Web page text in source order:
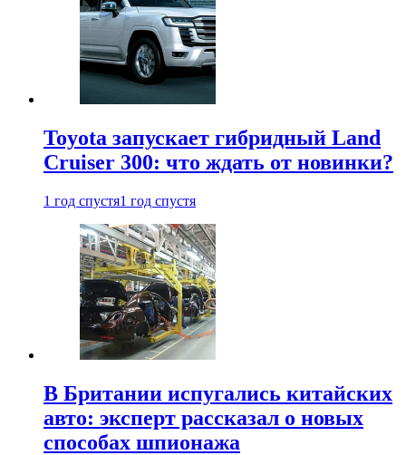
Toyota запускает гибридный Land
Cruiser 300: что ждать от новинки?
1 год спустя1 год спустя
В Британии испугались китайских
авто: эксперт рассказал о новых
способах шпионажа